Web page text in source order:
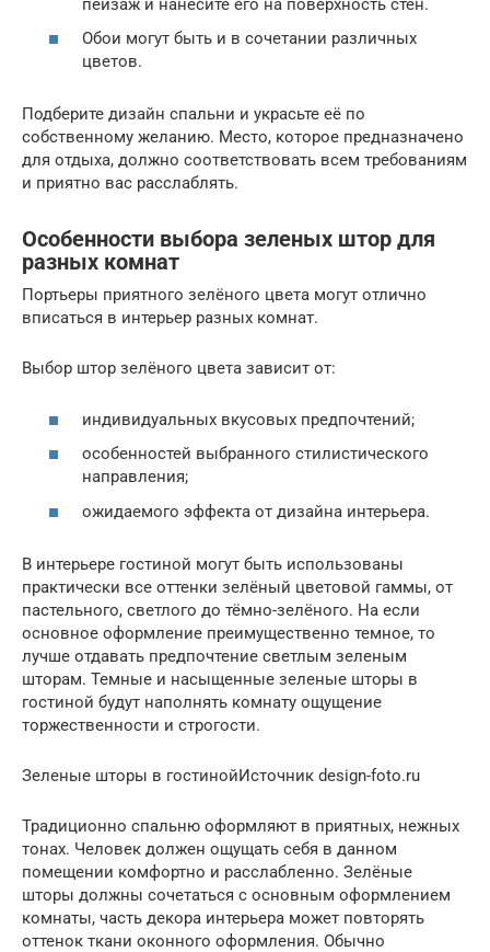
пейзаж и нанесите его на поверхность стен.
Обои могут быть и в сочетании различных
цветов.
Подберите дизайн спальни и украсьте её по
собственному желанию. Место, которое предназначено
для отдыха, должно соответствовать всем требованиям
и приятно вас расслаблять.
Особенности выбора зеленых штор для
разных комнат
Портьеры приятного зелёного цвета могут отлично
вписаться в интерьер разных комнат.
Выбор штор зелёного цвета зависит от:
индивидуальных вкусовых предпочтений;
особенностей выбранного стилистического
направления;
ожидаемого эффекта от дизайна интерьера.
В интерьере гостиной могут быть использованы
практически все оттенки зелёный цветовой гаммы, от
пастельного, светлого до тёмно-зелёного. На если
основное оформление преимущественно темное, то
лучше отдавать предпочтение светлым зеленым
шторам. Темные и насыщенные зеленые шторы в
гостиной будут наполнять комнату ощущение
торжественности и строгости.
Зеленые шторы в гостинойИсточник design-foto.ru
Традиционно спальню оформляют в приятных, нежных
тонах. Человек должен ощущать себя в данном
помещении комфортно и расслабленно. Зелёные
шторы должны сочетаться с основным оформлением
комнаты, часть декора интерьера может повторять
оттенок ткани оконного оформления. Обычно